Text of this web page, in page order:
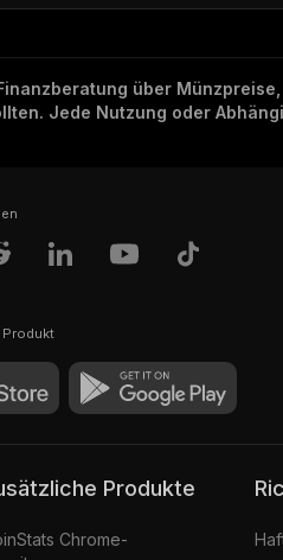
über
Jede Nutzung oder
Produkt
Produkte
Chrome-